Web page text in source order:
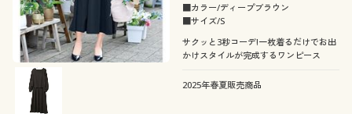
■カラー/ディープブラウン
■サイズ/S
サクッと3秒コーデ!一枚着るだけでお出
かけスタイルが完成するワンピース
2025年春夏販売商品